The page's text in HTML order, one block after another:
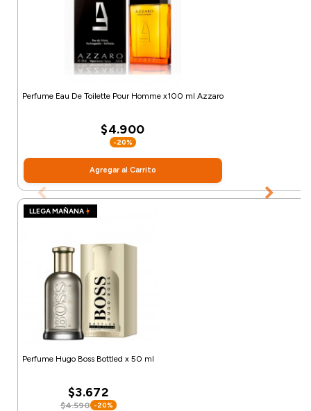
Perfume Eau De Toilette Pour Homme x100 ml Azzaro
$4.900
-20%
Agregar al Carrito
LLEGA MAÑANA
Perfume Hugo Boss Bottled x 50 ml
$3.672
$4.590 -20%